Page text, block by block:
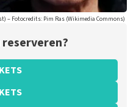
– Fotocredits: Pim Ras (Wikimedia Commons)